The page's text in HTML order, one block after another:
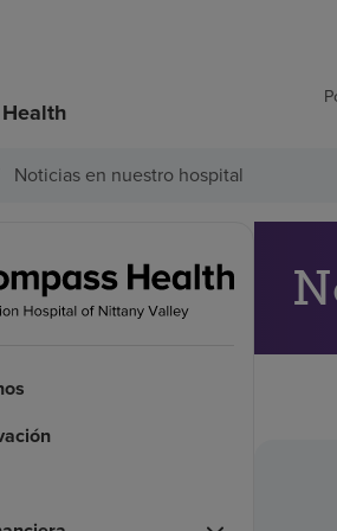
Noticias en nuestro hospital